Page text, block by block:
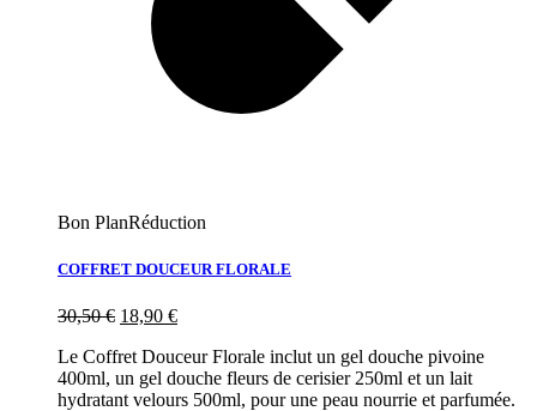
Bon PlanRéduction
COFFRET DOUCEUR FLORALE
30,50€ 18,90 €
Le Coffret Douceur Florale inclut un gel douche pivoine
400ml, un gel douche fleurs de cerisier 250ml et un lait
hydratant velours 500ml, pour une peau nourrie et parfumée.